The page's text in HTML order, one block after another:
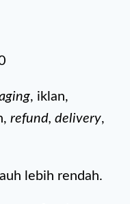
, iklan,
refund, delivery,
lebih rendah.